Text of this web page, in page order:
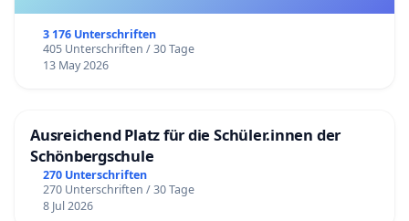
3 176 Unterschriften
405 Unterschriften / 30 Tage
13 May 2026
Ausreichend Platz für die Schüler.innen der
Schönbergschule
270 Unterschriften
270 Unterschriften / 30 Tage
8 Jul 2026